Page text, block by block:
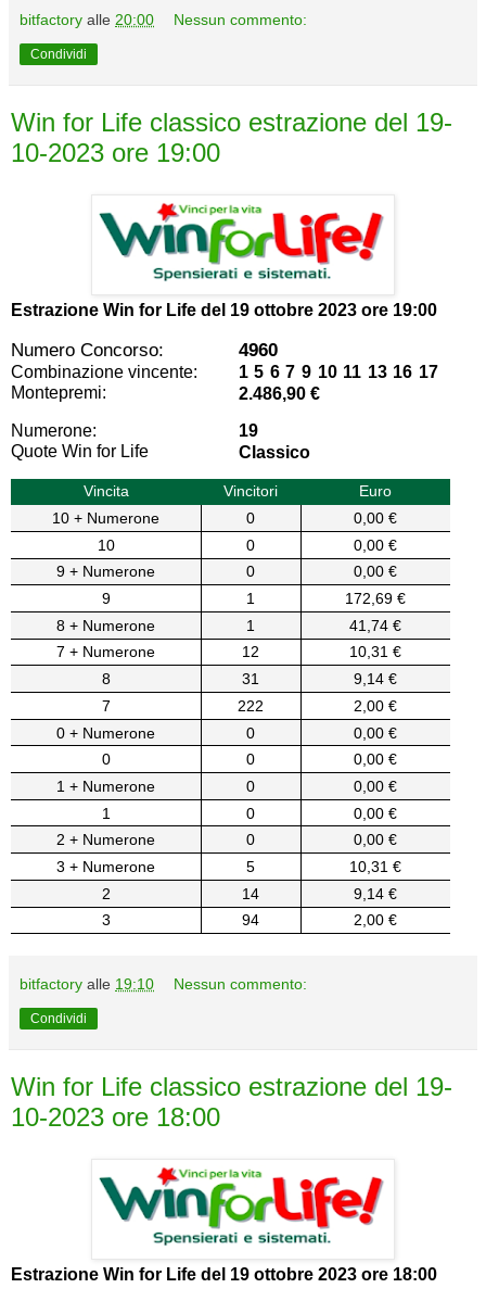
bitfactory alle 20:00 Nessun commento:
Condividi
Win for Life classico estrazione del 19-
10-2023 ore 19:00
Estrazione Win for Life del 19 ottobre 2023 ore 19:00
Numero Concorso: 4960
Combinazione vincente:
1 5 6 7 9 10 11 13 16 17
Montepremi:
2.486,90 €
Numerone:
19
Quote Win for Life
Classico
Vincita Vincitori
Euro
10 + Numerone
0
0,00 €
10
0
0,00 €
9 + Numerone
0
0,00 €
9
1
172,69 €
8 + Numerone
1
41,74 €
7 + Numerone
12
10,31 €
8
31
9,14 €
7
222
2,00 €
0 + Numerone
0
0,00 €
0
0
0,00 €
1 + Numerone
0
0,00 €
1
0
0,00 €
2 + Numerone
0
0,00 €
3 + Numerone
5
10,31 €
2
14
9,14 €
3
94 2,00 €
bitfactory alle 19:10 Nessun commento:
Condividi
Win for Life classico estrazione del 19-
10-2023 ore 18:00
Estrazione Win for Life del 19 ottobre 2023 ore 18:00